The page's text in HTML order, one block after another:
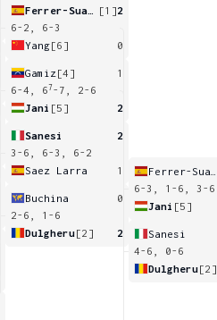
[1]2
6-2, 6-3
Yang[6] 0
Gamiz [4]
1
6-4, 67-7, 2-6
Jani [5] 2
Sanesi
2
3-6, 6-3, 6-2
Saez Larra
1
Buchina
0
2-6, 1-6
Dulgheru[2] 2
6-3, 1-6, 3-6
Jani [5]
Sanesi
4-6, 0-6
Dulgheru[2]